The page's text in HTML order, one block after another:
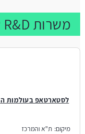
משרות VP R&D נוספות:
לסטארטאפ בעולמות הAD Tech דרוש/ה VP R&D
מיקום: ת"א והמרכז